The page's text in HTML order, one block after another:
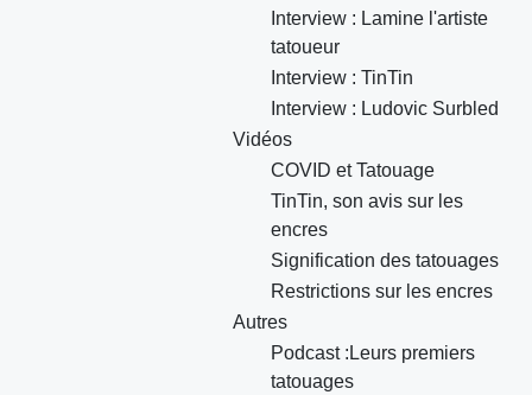
Interview : Lamine l'artiste
tatoueur
Interview : TinTin
Interview : Ludovic Surbled
Vidéos
COVID et Tatouage
TinTin, son avis sur les
encres
Signification des tatouages
Restrictions sur les encres
Autres
Podcast :Leurs premiers
tatouages